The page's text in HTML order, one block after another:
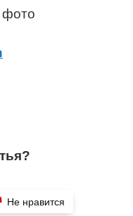
Не нравится